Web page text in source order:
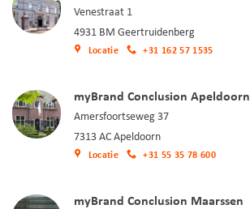
Venestraat 1
4931 BM Geertruidenberg
Locatie +31 162 57 1535
myBrand Conclusion Apeldoorn
Amersfoortseweg 37
7313 AC Apeldoorn
Locatie +31 55 35 78 600
myBrand Conclusion Maarssen